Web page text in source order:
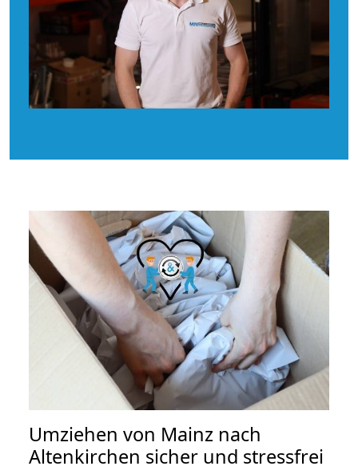
Umziehen von Mainz nach
Altenkirchen sicher und stressfrei